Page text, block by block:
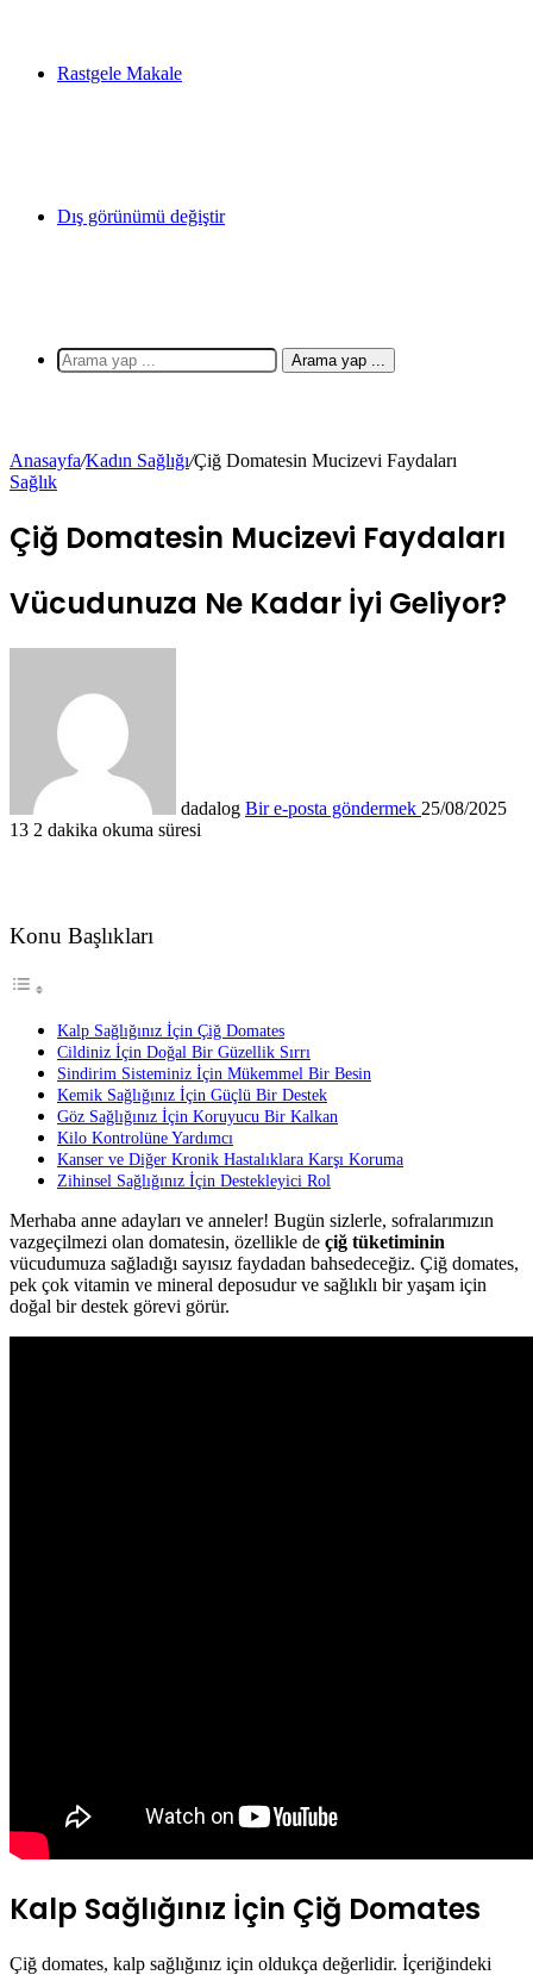
Rastgele Makale
Dış görünümü değiştir
Arama yap ...
Anasayfa/Kadın Sağlığı/Çiğ Domatesin Mucizevi Faydaları
Sağlık
Çiğ Domatesin Mucizevi Faydaları
Vücudunuza Ne Kadar İyi Geliyor?
dadalog Bir e-posta göndermek 25/08/2025
13 2 dakika okuma süresi
Konu Başlıkları
Kalp Sağlığınız İçin Çiğ Domates
Cildiniz İçin Doğal Bir Güzellik Sırrı
Sindirim Sisteminiz İçin Mükemmel Bir Besin
Kemik Sağlığınız İçin Güçlü Bir Destek
Göz Sağlığınız İçin Koruyucu Bir Kalkan
Kilo Kontrolüne Yardımcı
Kanser ve Diğer Kronik Hastalıklara Karşı Koruma
Zihinsel Sağlığınız İçin Destekleyici Rol
Merhaba anne adayları ve anneler! Bugün sizlerle, sofralarımızın
vazgeçilmezi olan domatesin, özellikle de çiğ tüketiminin
vücudumuza sağladığı sayısız faydadan bahsedeceğiz. Çiğ domates,
pek çok vitamin ve mineral deposudur ve sağlıklı bir yaşam için
doğal bir destek görevi görür.
Kalp Sağlığınız İçin Çiğ Domates
Çiğ domates, kalp sağlığınız için oldukça değerlidir. İçeriğindeki